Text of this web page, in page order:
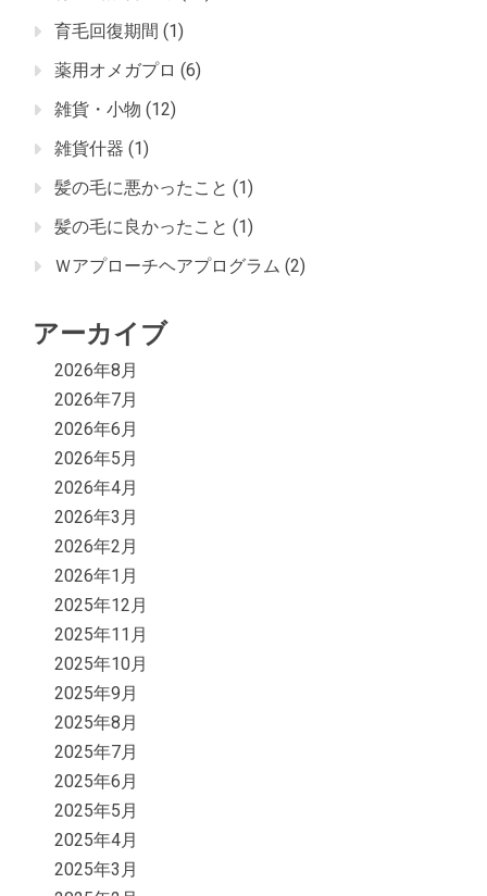
育毛回復期間 (1)
薬用オメガプロ (6)
雑貨・小物 (12)
雑貨什器 (1)
髪の毛に悪かったこと (1)
髪の毛に良かったこと (1)
Ｗアプローチヘアプログラム (2)
アーカイブ
2026年8月
2026年7月
2026年6月
2026年5月
2026年4月
2026年3月
2026年2月
2026年1月
2025年12月
2025年11月
2025年10月
2025年9月
2025年8月
2025年7月
2025年6月
2025年5月
2025年4月
2025年3月